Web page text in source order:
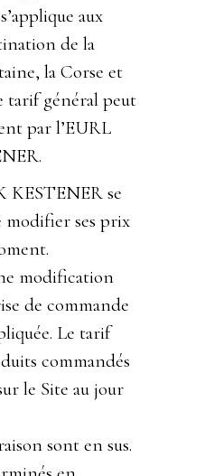
aux
de la
la Corse et
tarif général peut
par l’EURL
KESTENER se
modifier ses prix
modification
de commande
Le tarif
commandés
le Site au jour
sont en sus.